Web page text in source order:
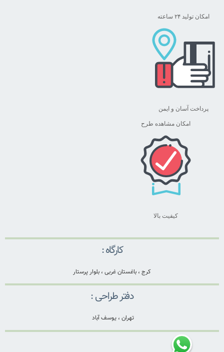
امکان تولید ۲۴ ساعته
پرداخت آسان و ایمن
امکان مشاهده طرح
کیفیت بالا
کارگاه :
کرج ، باغستان غربی ، بلوار پرستار
دفتر طراحی :
تهران ، یوسف آباد